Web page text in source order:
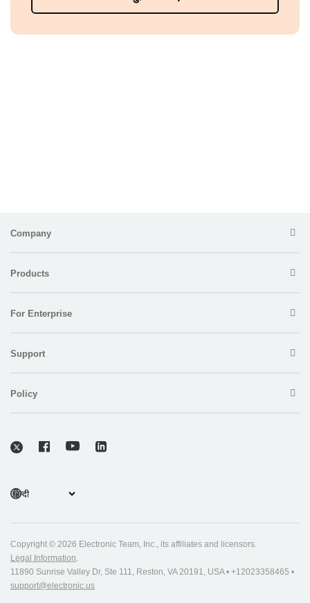
Company
Products
For Enterprise
Support
Policy
Copyright © 2026 Electronic Team, Inc., its affiliates and licensors.
Legal Information.
11890 Sunrise Valley Dr, Ste 111, Reston, VA 20191, USA • +12023358465 •
support@electronic.us